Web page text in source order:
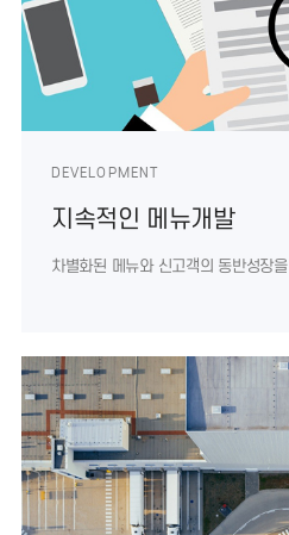
DEVELOPMENT
지속적인 메뉴개발
차별화된 메뉴와 신고객의 동반성장을